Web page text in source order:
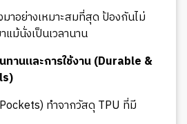
าอย่างเหมาะสมที่สุด ป้องกันไม่
แม้นั่งเป็นเวลานาน
ทานและการใช้งาน (Durable &
ทำจากวัสดุ TPU ที่มี